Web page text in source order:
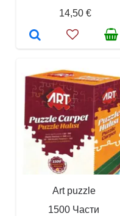
14,50 €
Art puzzle
1500 Части